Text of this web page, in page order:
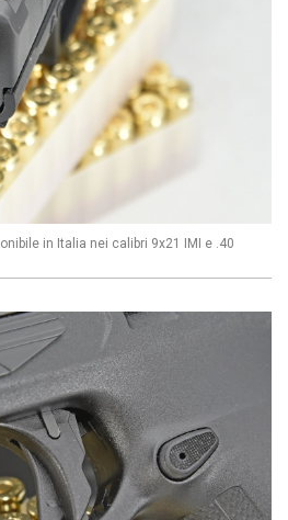
in Italia nei calibri 9x21 IMI e .40